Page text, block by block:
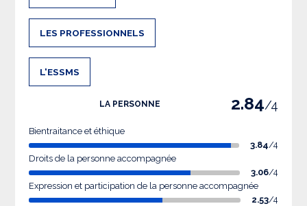
LES PROFESSIONNELS
L'ESSMS
LA PERSONNE 2.84/4
Bientraitance et éthique
3.84/4
Droits de la personne accompagnée
3.06/4
Expression et participation de la personne accompagnée
2.53/4